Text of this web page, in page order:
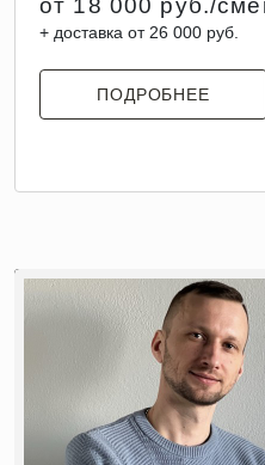
от 18 000 руб./
+ доставка от 26 000 руб.
ПОДРОБНЕЕ